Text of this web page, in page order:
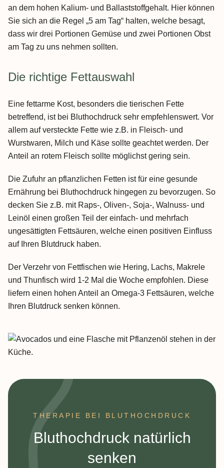
an dem hohen Kalium- und Ballaststoffgehalt. Hier können
Sie sich an die Regel „5 am Tag“ halten, welche besagt,
dass wir drei Portionen Gemüse und zwei Portionen Obst
am Tag zu uns nehmen sollten.
Die richtige Fettauswahl
Eine fettarme Kost, besonders die tierischen Fette
betreffend, ist bei Bluthochdruck sehr empfehlenswert. Vor
allem auf versteckte Fette wie z.B. in Fleisch- und
Wurstwaren, Milch und Käse sollte geachtet werden. Der
Anteil an rotem Fleisch sollte möglichst gering sein.
Die Zufuhr an pflanzlichen Fetten ist für eine gesunde
Ernährung bei Bluthochdruck hingegen zu bevorzugen. So
decken Sie z.B. mit Raps-, Oliven-, Soja-, Walnuss- und
Leinöl einen großen Teil der einfach- und mehrfach
ungesättigten Fettsäuren, welche einen positiven Einfluss
auf Ihren Blutdruck haben.
Der Verzehr von Fettfischen wie Hering, Lachs, Makrele
und Thunfisch wird 1-2 Mal die Woche empfohlen. Diese
liefern einen hohen Anteil an Omega-3 Fettsäuren, welche
Ihren Blutdruck senken können.
THERAPIE BEI BLUTHOCHDRUCK
:
Bluthochdruck natürlich
senken